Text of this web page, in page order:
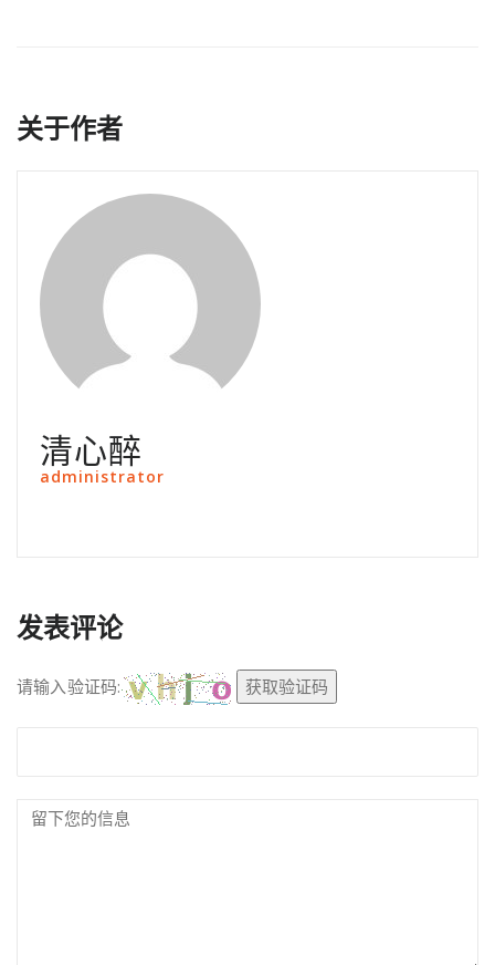
关于作者
清心醉
administrator
发表评论
请输入验证码: 获取验证码